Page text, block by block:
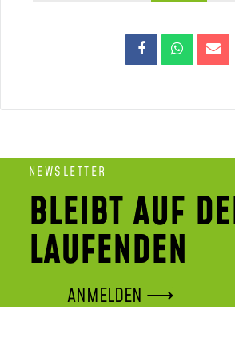
NEWSLETTER
BLEIBT AUF
LAUFENDEN
ANMELDEN ⟶